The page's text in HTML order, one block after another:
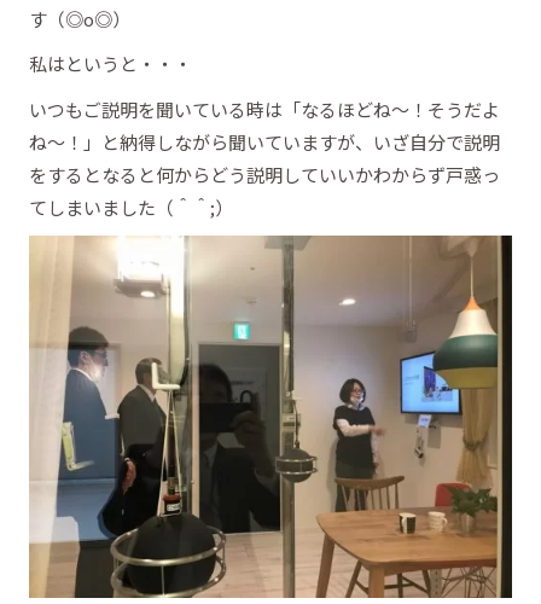
す（◎o◎）
私はというと・・・
いつもご説明を聞いている時は「なるほどね～！そうだよ
ね～！」と納得しながら聞いていますが、いざ自分で説明
をするとなると何からどう説明していいかわからず戸惑っ
てしまいました（＾＾;）